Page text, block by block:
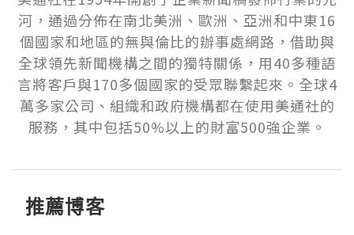
河，通過分佈在南北美洲、歐洲、亞洲和中東16
個國家和地區的無與倫比的辦事處網路，借助與
全球領先新聞機構之間的獨特關係，用40多種語
言將客戶與170多個國家的受眾聯繫起來。全球4
萬多家公司、組織和政府機構都在使用美通社的
服務，其中包括50%以上的財富500強企業。
推薦博客